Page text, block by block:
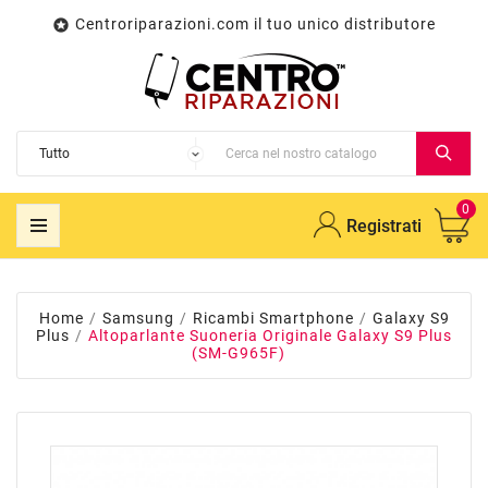
 Centroriparazioni.com il tuo unico distributore
Registrati
0
Home Samsung Ricambi Smartphone
Galaxy S9
Plus
Altoparlante Suoneria Originale Galaxy S9 Plus
(SM-G965F)